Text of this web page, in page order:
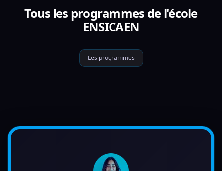
Tous les programmes de l'école
ENSICAEN
Les programmes